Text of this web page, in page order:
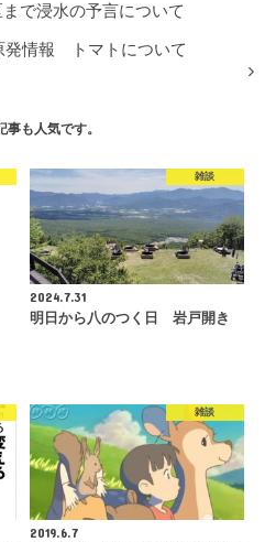
で浸水の予言について
発情報 トマトについて
事も人気です。
雑談
2024.7.31
明日から八のつく日 岩戸開き
雑談
2019.6.7